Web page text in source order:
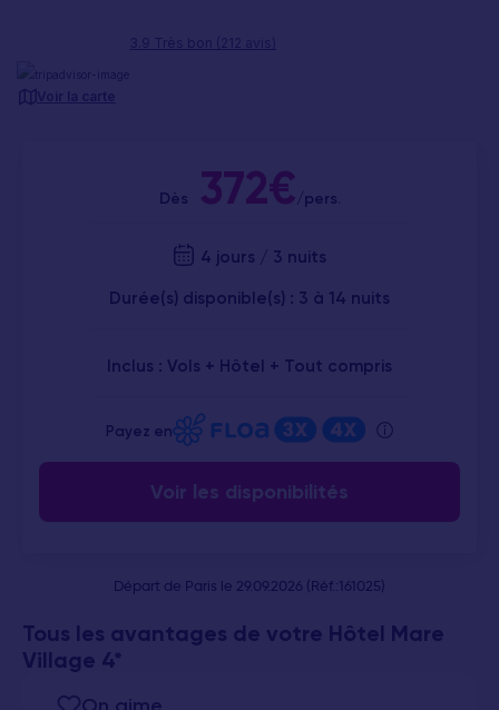
3.9 Très bon (212 avis)
Voir la carte
Tous les avantages de votre Hôtel Mare
Village 4*
Dès 372€ /pers.
4 jours / 3 nuits
Durée(s) disponible(s) : 3 à 14 nuits
Inclus : Vols + Hôtel + Tout compris
Payez en
Voir les disponibilités
Départ de Paris le 29.09.2026 (Réf.:161025)